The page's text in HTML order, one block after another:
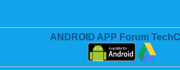
ANDROID APP Forum